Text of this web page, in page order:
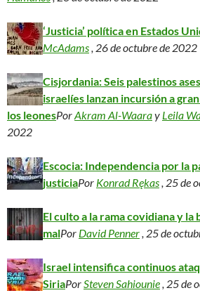
‘Justicia’ política en Estados
McAdams, 26 de octubre de 2022
Cisjordania: Seis palestinos
israelíes lanzan incursión a
los leonesPorAkram Al-Waaray Leila
2022
Escocia: Independencia por la
justiciaPor Konrad Rękas, 25 de
El culto a la rama covidiana y la
malPor David Penner, 25 de
Israel intensifica continuos
SiriaPorSteven Sahiounie, 25 de